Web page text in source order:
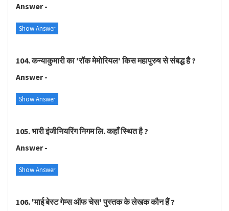
Answer -
Show Answer
104. कन्याकुमारी का 'रॉक मेमोरियल' किस महापुरुष से संबद्ध है ?
Answer -
Show Answer
105. भारी इंजीनियरिंग निगम लि. कहाँ स्थित है ?
Answer -
Show Answer
106. 'माई बेस्ट गेम्स ऑफ चेस' पुस्तक के लेखक कौन हैं ?